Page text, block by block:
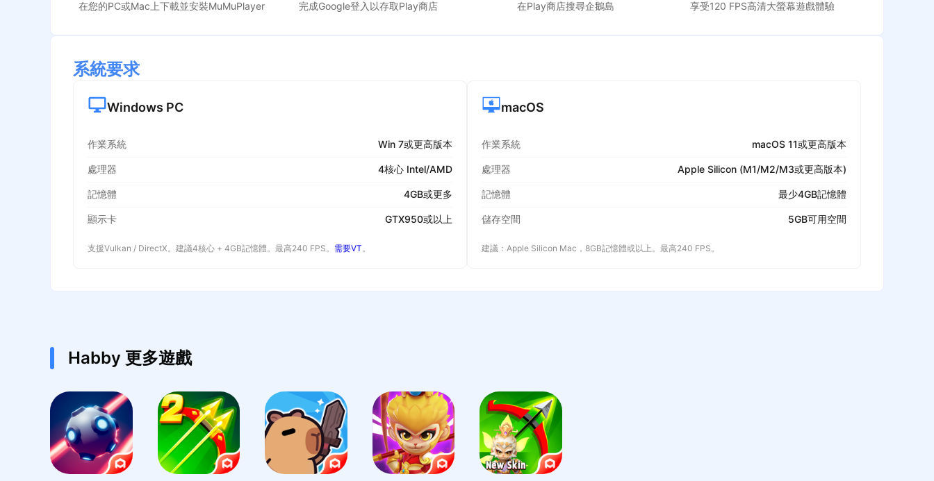
在您的PC或Mac上下載並安裝MuMuPlayer 完成Google登入以存取Play商店 在Play商店搜尋企鵝島 享受120 FPS高清大螢幕遊戲體驗
系統要求
Windows PC
作業系統 Win 7或更高版本
處理器 4核心 Intel/AMD
記憶體 4GB或更多
顯示卡 GTX950或以上
支援Vulkan / DirectX。建議4核心 + 4GB記憶體。最高240 FPS。 需要VT。
macOS
作業系統 macOS 11或更高版本
處理器 Apple Silicon (M1/M2/M3或更高版本)
記憶體 最少4GB記憶體
儲存空間 5GB可用空間
建議：Apple Silicon Mac，8GB記憶體或以上。最高240 FPS。
Habby 更多遊戲